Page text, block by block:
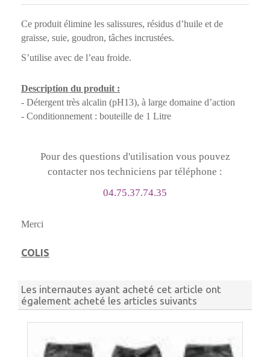
Ce produit élimine les salissures, résidus d’huile et de
graisse, suie, goudron, tâches incrustées.
S’utilise avec de l’eau froide.
Description du produit :
- Détergent très alcalin (pH13), à large domaine d’action
- Conditionnement : bouteille de 1 Litre
Pour des questions d'utilisation vous pouvez
contacter nos techniciens par téléphone :
04.75.37.74.35
Merci
COLIS
Les internautes ayant acheté cet article ont
également acheté les articles suivants